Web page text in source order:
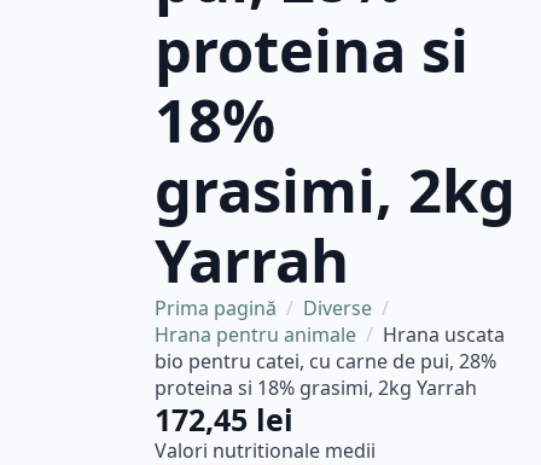
proteina si
18%
grasimi, 2kg
Yarrah
Prima pagină
Diverse
Hrana pentru animale
Hrana uscata
bio pentru catei, cu carne de pui, 28%
proteina si 18% grasimi, 2kg Yarrah
172,45 lei
Valori nutritionale medii